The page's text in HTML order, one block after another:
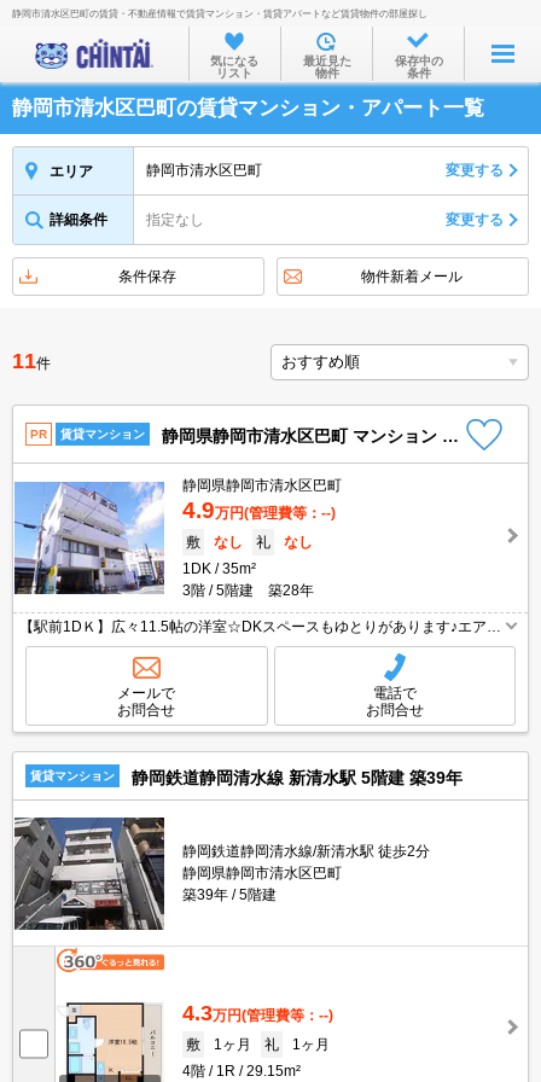
お部屋を探す
沿線・駅から
住所から
家賃相場から
物件特集から
不動産会社から
TOP
静岡市清水区巴町の賃貸・不動産情報で賃貸マンション・賃貸アパートなど賃貸物件の部屋探し
気になる
リスト
最近見た
物件
保存中の
条件
静岡市清水区巴町の賃貸マンション・アパート一覧
エリア 静岡市清水区巴町 変更する
詳細条件 指定なし 変更する
条件保存 物件新着メール
11件
PR 賃貸マンション 静岡県静岡市清水区巴町 マンション 3階
静岡県静岡市清水区巴町
4.9万円(管理費等：--)
敷
なし 礼
なし
1DK
35m²
3階
5階建 築28年
【駅前1DＫ】広々11.5帖の洋室☆DKスペースもゆとりがあります♪エアコ
ン、照明器具がついてのお手頃家賃♪防犯カメラ付きで女性も安心♪スーパ
ーまで850ｍ、コンビニまで190ｍ、ドラッグストアまで820ｍ☆さらに、
都市ガス仕様の物件なので毎月のランニングコストを抑えたい方におすす
メールで
お問合せ
電話で
お問合せ
賃貸マンション 静岡鉄道静岡清水線 新清水駅 5階建 築39年
静岡鉄道静岡清水線/新清水駅 徒歩2分
静岡県静岡市清水区巴町
築39年
5階建
4.3万円(管理費等：--)
敷
1ヶ月 礼
1ヶ月
4階
1R 29.15m²